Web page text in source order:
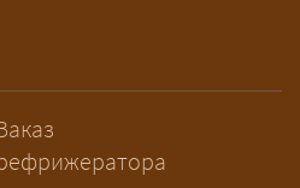
заявку
— логист
и запустит